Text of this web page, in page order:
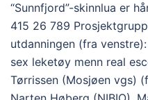
“Sunnfjord”-skinnlua er
415 26 789
utdanningen (fra
sex leketøy menn real
Tørrissen (Mosjøen vgs)